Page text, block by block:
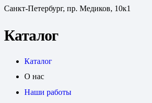
Санкт-Петербург, пр. Медиков, 10к1
Каталог
Каталог
О нас
Наши работы